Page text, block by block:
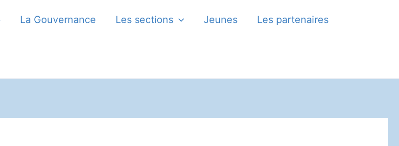
La Gouvernance Les sections Jeunes Les partenaires